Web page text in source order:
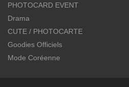
PHOTOCARD EVENT
Drama
CUTE / PHOTOCARTE
Goodies Officiels
Mode Coréenne